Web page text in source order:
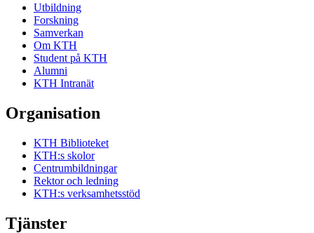
Utbildning
Forskning
Samverkan
Om KTH
Student på KTH
Alumni
KTH Intranät
Organisation
KTH Biblioteket
KTH:s skolor
Centrumbildningar
Rektor och ledning
KTH:s verksamhetsstöd
Tjänster